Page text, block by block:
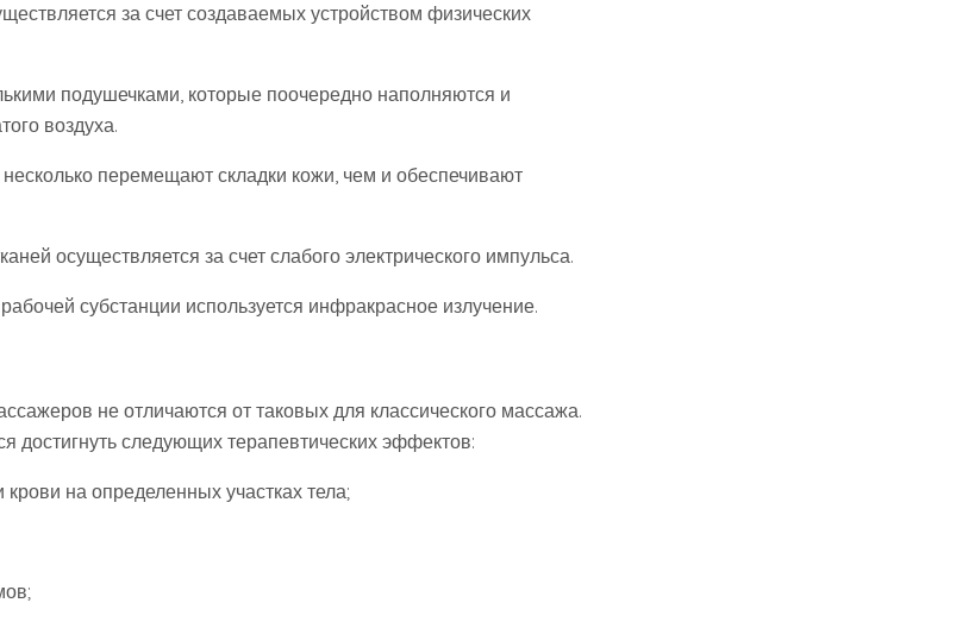
за счет создаваемых устройством физических
подушечками, которые поочередно наполняются и
воздуха.
перемещают складки кожи, чем и обеспечивают
осуществляется за счет слабого электрического импульса.
субстанции используется инфракрасное излучение.
не отличаются от таковых для классического массажа.
достигнуть следующих терапевтических эффектов:
на определенных участках тела;